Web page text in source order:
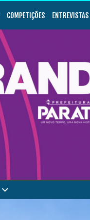
COMPETIÇÕES ENTREVISTAS